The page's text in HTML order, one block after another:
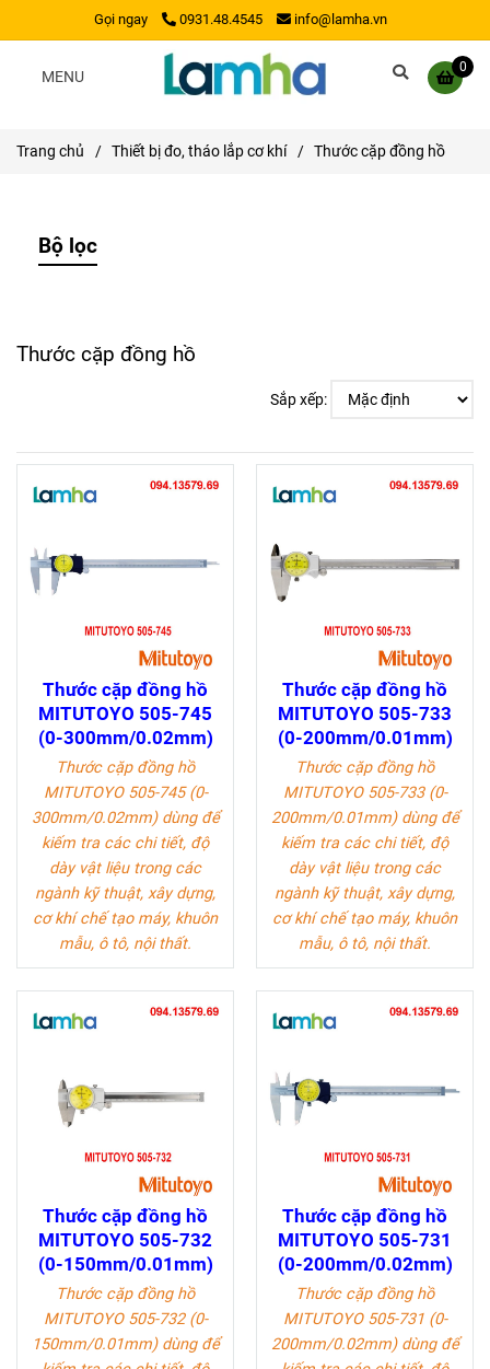
Gọi ngay 0931.48.4545 info@lamha.vn
0
MENU
Trang chủ / Thiết bị đo, tháo lắp cơ khí / Thước cặp đồng hồ
Bộ lọc
Thước cặp đồng hồ
Sắp xếp:
Thước cặp đồng hồ
MITUTOYO 505-745
(0-300mm/0.02mm)
Thước cặp đồng hồ
MITUTOYO 505-745 (0-
300mm/0.02mm) dùng để
kiếm tra các chi tiết, độ
dày vật liệu trong các
ngành kỹ thuật, xây dựng,
cơ khí chế tạo máy, khuôn
mẫu, ô tô, nội thất.
Thước cặp đồng hồ
MITUTOYO 505-733
(0-200mm/0.01mm)
Thước cặp đồng hồ
MITUTOYO 505-733 (0-
200mm/0.01mm) dùng để
kiếm tra các chi tiết, độ
dày vật liệu trong các
ngành kỹ thuật, xây dựng,
cơ khí chế tạo máy, khuôn
mẫu, ô tô, nội thất.
Thước cặp đồng hồ
MITUTOYO 505-732
(0-150mm/0.01mm)
Thước cặp đồng hồ
MITUTOYO 505-732 (0-
150mm/0.01mm) dùng để
Thước cặp đồng hồ
MITUTOYO 505-731
(0-200mm/0.02mm)
Thước cặp đồng hồ
MITUTOYO 505-731 (0-
200mm/0.02mm) dùng để